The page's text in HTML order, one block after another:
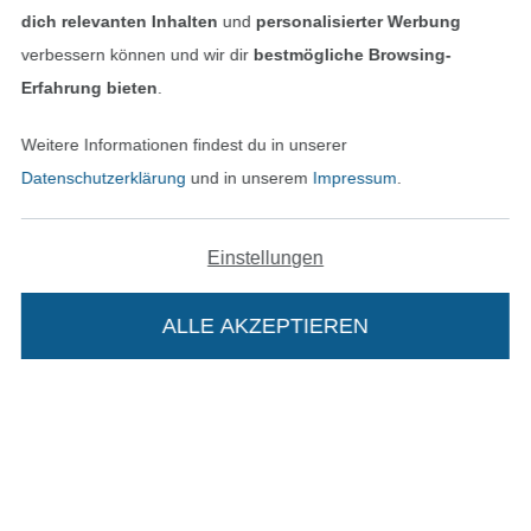
Alle Preise inkl. der gesetzl. MwSt.
Deutsch
Nederlands
In den niederländischen
(France)
In den
dich relevanten Inhalten und personalisierter Werbung
verbessern können und wir dir bestmögliche Browsing-
Erfahrung bieten
Weitere Informationen findest du in unserer
Datenschutzerklärung und in unserem Impressum
Einstellungen
ALLE AKZEPTIEREN